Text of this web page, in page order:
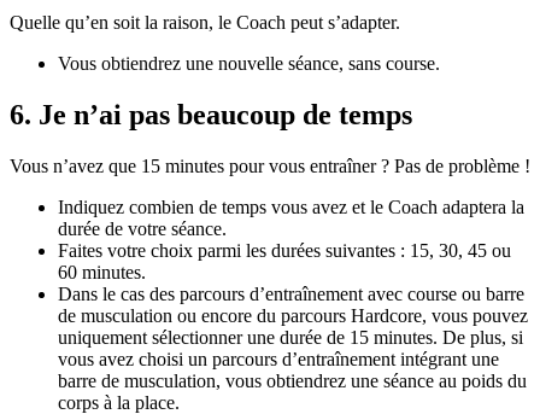
Quelle qu’en soit la raison, le Coach peut s’adapter.
Vous obtiendrez une nouvelle séance, sans course.
6. Je n’ai pas beaucoup de temps
Vous n’avez que 15 minutes pour vous entraîner ? Pas de problème !
Indiquez combien de temps vous avez et le Coach adaptera la
durée de votre séance.
Faites votre choix parmi les durées suivantes : 15, 30, 45 ou
60 minutes.
Dans le cas des parcours d’entraînement avec course ou barre
de musculation ou encore du parcours Hardcore, vous pouvez
uniquement sélectionner une durée de 15 minutes. De plus, si
vous avez choisi un parcours d’entraînement intégrant une
barre de musculation, vous obtiendrez une séance au poids du
corps à la place.